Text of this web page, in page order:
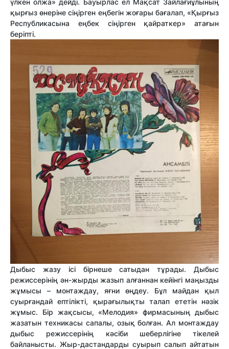
қырғыз өнеріне сіңірген еңбегін жоғары бағалап, «Қырғыз
Республикасына еңбек сіңірген қайраткер» атағын
беріпті.
Дыбыс жазу ісі бірнеше сатыдан тұрады. Дыбыс
режиссерінің ән-жырды жазып алғаннан кейінгі маңызды
жұмысы – монтаждау, яғни өңдеу. Бұл майдан қыл
суырғандай ептілікті, қырағылықты талап ететін нәзік
жұмыс. Бір жақсысы, «Мелодия» фирмасының дыбыс
жазатын техникасы сапалы, озық болған. Ал монтаждау
дыбыс режиссерінің кәсіби шеберлігіне тікелей
байланысты. Жыр-дастандарды суырып салып айтатын